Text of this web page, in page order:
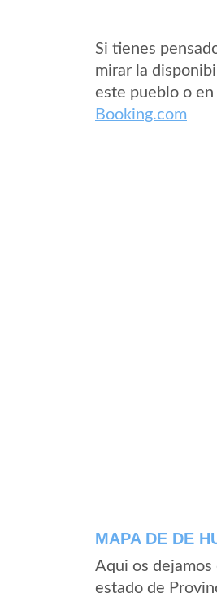
Si tienes
mirar la
este pueblo o
Booking.com
MAPA DE DE
Aqui os
estado de